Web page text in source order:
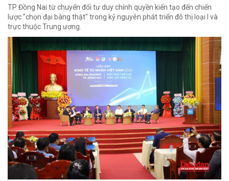
TP Đồng Nai từ chuyển đổi tư duy chính quyền kiến tạo đến chiến
lược "chọn đại bàng thật" trong kỷ nguyên phát triển đô thị loại I và
trực thuộc Trung ương.